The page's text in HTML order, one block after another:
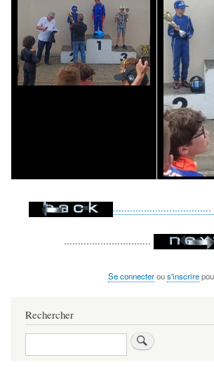
...................................
...............................
Se connecterous'inscrire
Rechercher
Rechercher